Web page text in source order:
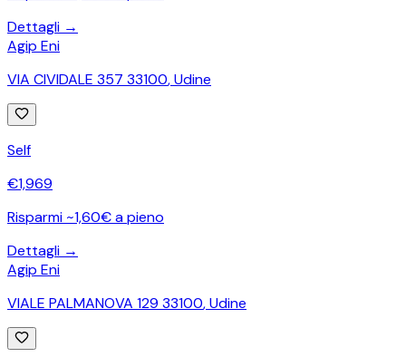
Dettagli →
Agip Eni
VIA CIVIDALE 357 33100,Udine
Self
€1,969
Risparmi ~1,60€ a pieno
Dettagli →
Agip Eni
VIALE PALMANOVA 129 33100,Udine